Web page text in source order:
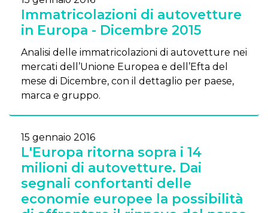
Immatricolazioni di autovetture
in Europa - Dicembre 2015
Analisi delle immatricolazioni di autovetture nei
mercati dell’Unione Europea e dell’Efta del
mese di Dicembre, con il dettaglio per paese,
marca e gruppo.
15 gennaio 2016
L'Europa ritorna sopra i 14
milioni di autovetture. Dai
segnali confortanti delle
economie europee la possibilità